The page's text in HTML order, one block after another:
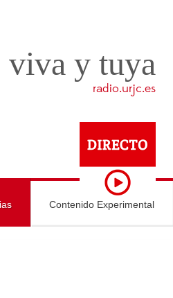
viva y tuya
radio.urjc.es
Contenido Experimental